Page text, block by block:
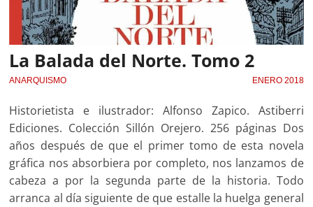
La Balada del Norte. Tomo 2
ANARQUISMO ENERO 2018
Historietista e ilustrador: Alfonso Zapico. Astiberri
Ediciones. Colección Sillón Orejero. 256 páginas Dos
años después de que el primer tomo de esta novela
gráfica nos absorbiera por completo, nos lanzamos de
cabeza a por la segunda parte de la historia. Todo
arranca al día siguiente de que estalle la huelga general